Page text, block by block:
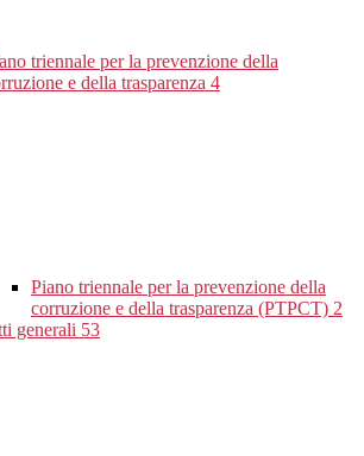
triennale per la prevenzione della
e della trasparenza 4
Piano triennale per la prevenzione della
corruzione e della trasparenza (PTPCT) 2
generali 53